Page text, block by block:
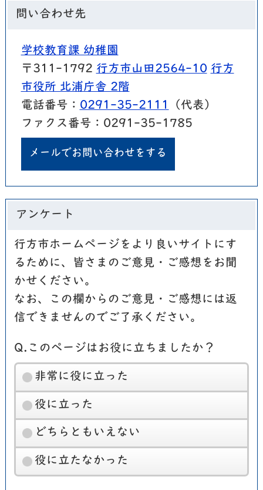
問い合わせ先
学校教育課 幼稚園
〒311-1792 行方市山田2564-10 行方
市役所 北浦庁舎 2階
電話番号： 0291-35-2111
（代表）
ファクス番号：0291-35-1785
メールでお問い合わせをする
アンケート
行方市ホームページをより良いサイトにす
るために、皆さまのご意見・ご感想をお聞
かせください。
なお、この欄からのご意見・ご感想には返
信できませんのでご了承ください。
Q.このページはお役に立ちましたか？
非常に役に立った
役に立った
どちらともいえない
役に立たなかった